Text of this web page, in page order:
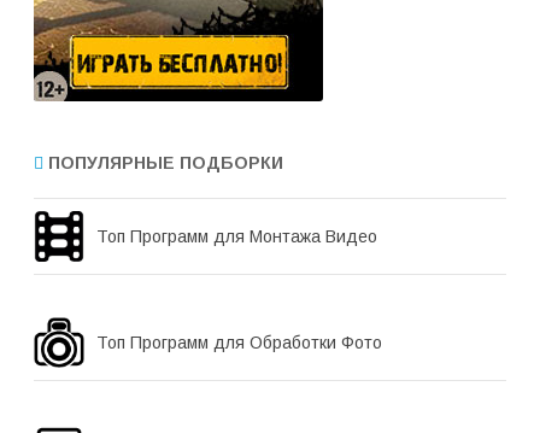
ПОПУЛЯРНЫЕ ПОДБОРКИ
Топ Программ для Монтажа Видео
Топ Программ для Обработки Фото